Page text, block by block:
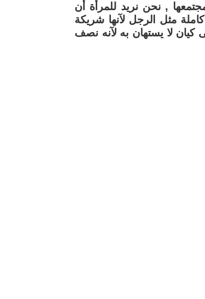
, نحن نريد للمرأة أن
مثل الرجل لآنها شريكة
كيان لا يستهان به لآنه نصف